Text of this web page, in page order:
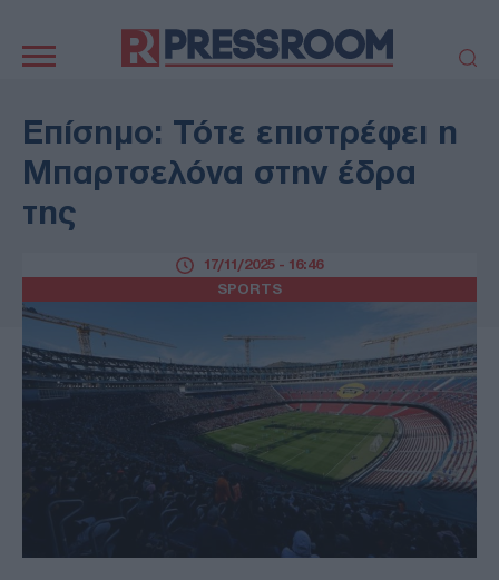
πλοήγηση
ΠΟΛΙΤΙΚΗ
ΕΚΚΛΗΣΙΑ
ΑΜΥΝΑ
ΔΙΕΘΝΗ
ΑΥΤΟΔΙΟΙΚΗΣΗ
AUTO - MOTO
ΥΓΕΙΑ
ΠΑΡΑΞΕΝΑ
ΖΩΔΙΑ
Επίσημο: Τότε επιστρέφει η
Μπαρτσελόνα στην έδρα
της
SPORTS
17/11/2025 - 16:46